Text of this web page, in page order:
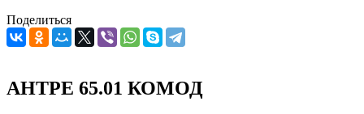
Поделиться
АНТРЕ 65.01 КОМОД